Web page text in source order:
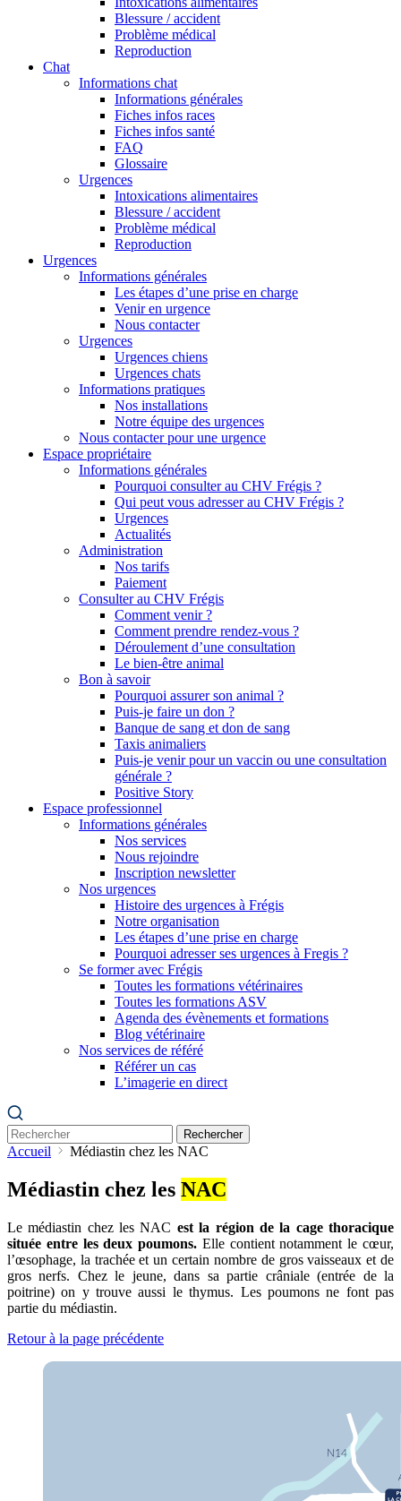
Blessure / accident
Problème médical
Reproduction
Chat
Informations chat
Informations générales
Fiches infos races
Fiches infos santé
FAQ
Glossaire
Urgences
Intoxications alimentaires
Blessure / accident
Problème médical
Reproduction
Urgences
Informations générales
Les étapes d’une prise en charge
Venir en urgence
Nous contacter
Urgences
Urgences chiens
Urgences chats
Informations pratiques
Nos installations
Notre équipe des urgences
Nous contacter pour une urgence
Espace propriétaire
Informations générales
Pourquoi consulter au CHV Frégis ?
Qui peut vous adresser au CHV Frégis ?
Urgences
Actualités
Administration
Nos tarifs
Paiement
Consulter au CHV Frégis
Comment venir ?
Comment prendre rendez-vous ?
Déroulement d’une consultation
Le bien-être animal
Bon à savoir
Pourquoi assurer son animal ?
Puis-je faire un don ?
Banque de sang et don de sang
Taxis animaliers
Puis-je venir pour un vaccin ou une consultation
générale ?
Positive Story
Espace professionnel
Informations générales
Nos services
Nous rejoindre
Inscription newsletter
Nos urgences
Histoire des urgences à Frégis
Notre organisation
Les étapes d’une prise en charge
Pourquoi adresser ses urgences à Fregis ?
Se former avec Frégis
Toutes les formations vétérinaires
Toutes les formations ASV
Agenda des évènements et formations
Blog vétérinaire
Nos services de référé
Référer un cas
L’imagerie en direct
Rechercher
Accueil Médiastin chez les NAC
Médiastin chez les NAC
Le médiastin chez les NAC est la région de la cage thoracique
située entre les deux poumons. Elle contient notamment le cœur,
l’œsophage, la trachée et un certain nombre de gros vaisseaux et de
gros nerfs. Chez le jeune, dans sa partie crâniale (entrée de la
poitrine) on y trouve aussi le thymus. Les poumons ne font pas
partie du médiastin.
Retour à la page précédente